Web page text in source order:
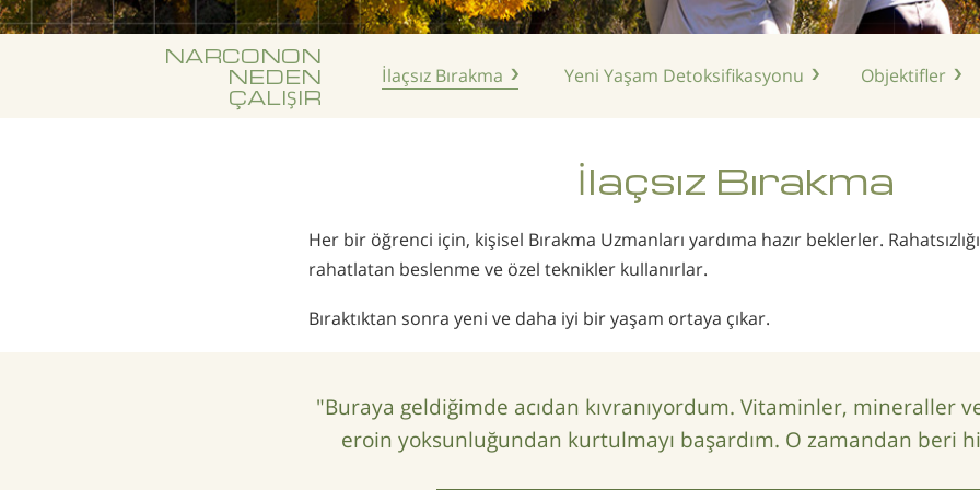
NARCONON
NEDEN
ÇALIŞIR
İlaçsızBırakma Yeni Yaşam Detoksifikasyonu Objektifler
İlaçsız Bırakma
Her bir öğrenci için, kişisel Bırakma Uzmanları yardıma hazır beklerler.
rahatlatan beslenme ve özel teknikler kullanırlar.
Bıraktıktan sonra yeni ve daha iyi bir yaşam ortaya çıkar.
"Buraya geldiğimde acıdan kıvranıyordum. Vitaminler, mineraller
eroin yoksunluğundan kurtulmayı başardım. O zamandan beri